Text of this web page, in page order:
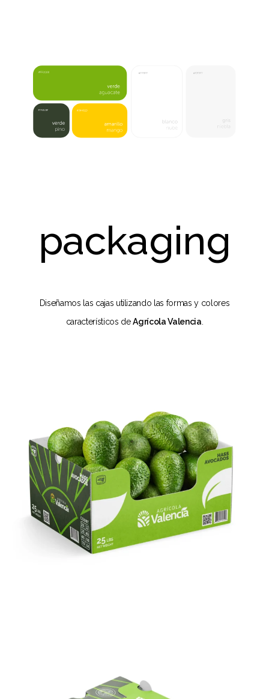
packaging
Diseñamos las cajas utilizando las formas y colores
característicos deAgrícola Valencia.